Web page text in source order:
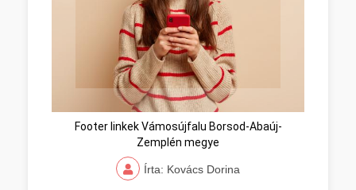
Footer linkek Vámosújfalu Borsod-Abaúj-
Zemplén megye
Írta: Kovács Dorina